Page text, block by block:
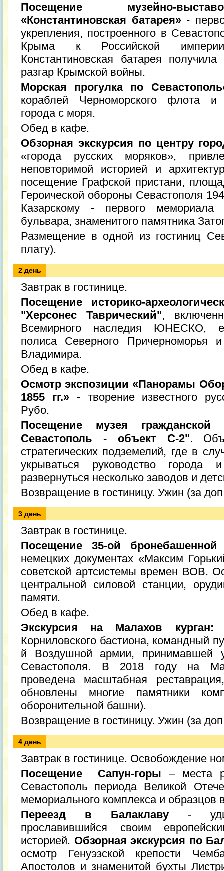
Посещение музейно-
«Константиновская батарея»-
укрепления, построенного в
Крыма к Российской
Константиновская батарея
разгар Крымской войны.
Морская прогулка по
кораблей Черноморского флота и
города с моря.
Обед в кафе.
Обзорная экскурсия по центру
«города русских моряков»,
неповторимой историей и
посещение Графской пристани,
Героической обороны Севастополя
Казарскому - первого мемориала
бульвара, знаменитого памятника
Размещение в одной из гостиниц
плату).
2 день
Завтрак в гостинице.
Посещение историко-
"Херсонес Таврический",
Всемирного наследия ЮНЕСКО,
полиса Cеверного Причерноморья
Владимира.
Обед в кафе.
Осмотр экспозиции «Панорамы
1855 гг.» - творение известного
Рубо.
Посещение музея
Севастополь - объект С-2".
стратегических подземелий, где в
укрываться руководство города
развернуться несколько заводов и
Возвращение в гостиницу. Ужин (за
3 день
Завтрак в гостинице.
Посещение 35-ой бронебашенной
немецких документах «Максим
советской артсистемы времен ВОВ.
центральной силовой станции,
памяти.
Обед в кафе.
Экскурсия на Малахов курган:
Корниловского бастиона, командный
й Воздушной армии, принимавшей
Севастополя. В 2018 году на
проведена масштабная
обновлены многие памятники
оборонительной башни).
Возвращение в гостиницу. Ужин (за
4 день
Завтрак в гостинице. Освобождение
Посещение Сапун-горы – места
Севастополь периода Великой
мемориального комплекса и образцов
Переезд в Балаклаву -
прославившийся своим
историей. Обзорная экскурсия по
осмотр Генуэзской крепости
Апостолов и знаменитой бухты